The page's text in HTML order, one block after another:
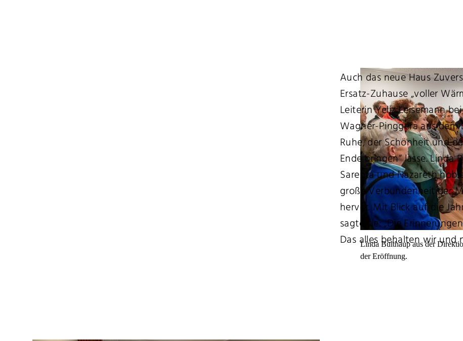
Linda Bulthaup aus der
der Eröffnung.
Auch das neue Haus
Ersatz-Zuhause „voller
Leiterin Yeliz Leisemann
Wagner-Pinggéra aus
Ruhe, der Schönheit und
Ende bringen“ lasse.
Sarepta und Nazareth hob
große Verbundenheit der
hervor. Mit Blick auf die
sagte sie: „Die
Das alles behalten wir und